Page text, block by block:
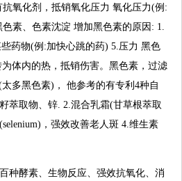
氧化剂，抵销氧化压力 氧化压力(例:
素、色素沈淀 增加黑色素的原因: 1.
药物(例:加快心跳的药) 5.压力 黑色
体内的热，抵销伤害。黑色素，过滤
多黑色素)， 他参考的有专利4种自
萃取物、锌. 2.混合乳霜(甘草根萃取
，强效改善老人斑 4.维生素
种酵素、生物反应、强效抗氧化、消